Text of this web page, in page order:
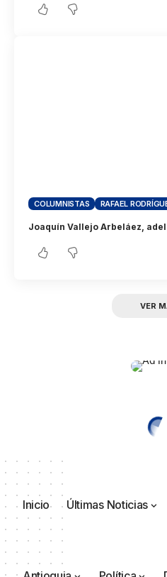
COLUMNISTAS RAFAEL
Joaquín Vallejo Arbeláez,
VER
Inicio Últimas Noticias